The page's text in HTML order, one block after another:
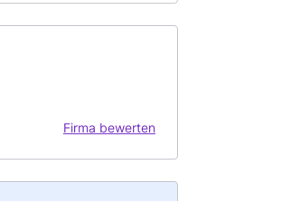
Firma bewerten